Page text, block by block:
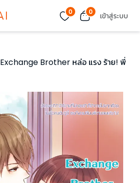
0 0 เข้าสู่ระบบ
Exchange Brother หล่อ แรง ร้าย! พี่